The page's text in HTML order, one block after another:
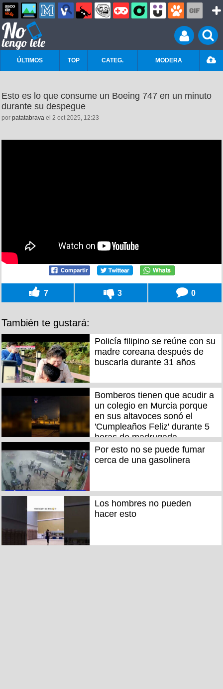
ÚLTIMOS TOP CATEG. MODERA
Esto es lo que consume un Boeing 747 en un minuto
durante su despegue
por patatabrava el 2 oct 2025, 12:23
7 3 0
También te gustará:
Policía filipino se reúne con su
madre coreana después de
buscarla durante 31 años
Bomberos tienen que acudir a
un colegio en Murcia porque
en sus altavoces sonó el
'Cumpleaños Feliz' durante 5
horas de madrugada
Por esto no se puede fumar
cerca de una gasolinera
Los hombres no pueden
hacer esto